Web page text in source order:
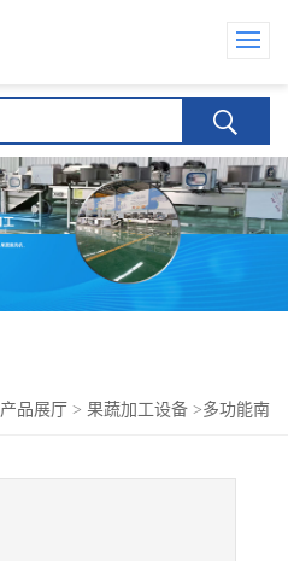
产品展厅 > 果蔬加工设备 >多功能南